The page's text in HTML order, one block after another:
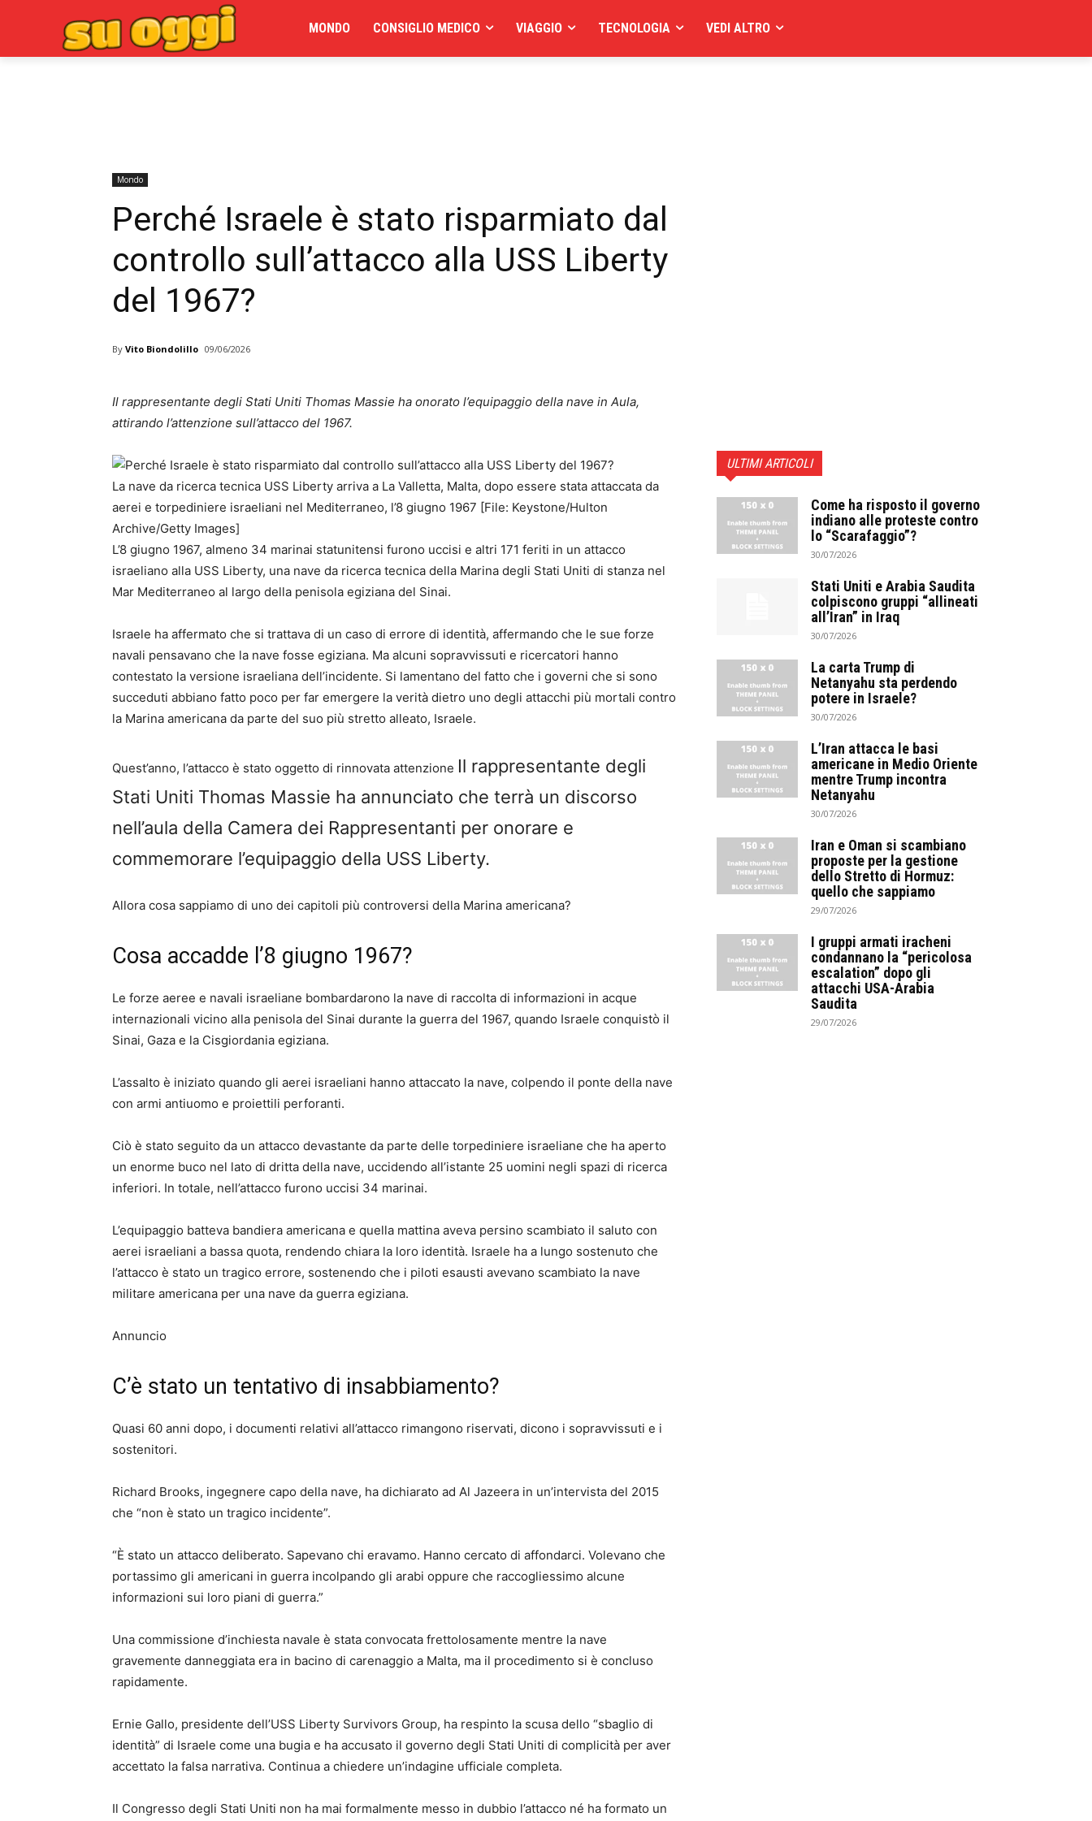
MONDO CONSIGLIO MEDICO VIAGGIO TECNOLOGIA VEDI ALTRO
Mondo
Perché Israele è stato risparmiato dal
controllo sull’attacco alla USS Liberty
del 1967?
By Vito Biondolillo 09/06/2026
Il rappresentante degli Stati Uniti Thomas Massie ha onorato l’equipaggio della nave in Aula,
attirando l’attenzione sull’attacco del 1967.
La nave da ricerca tecnica USS Liberty arriva a La Valletta, Malta, dopo essere stata attaccata da
aerei e torpediniere israeliani nel Mediterraneo, l’8 giugno 1967 [File: Keystone/Hulton
Archive/Getty Images]
L’8 giugno 1967, almeno 34 marinai statunitensi furono uccisi e altri 171 feriti in un attacco
israeliano alla USS Liberty, una nave da ricerca tecnica della Marina degli Stati Uniti di stanza nel
Mar Mediterraneo al largo della penisola egiziana del Sinai.
Israele ha affermato che si trattava di un caso di errore di identità, affermando che le sue forze
navali pensavano che la nave fosse egiziana. Ma alcuni sopravvissuti e ricercatori hanno
contestato la versione israeliana dell’incidente. Si lamentano del fatto che i governi che si sono
succeduti abbiano fatto poco per far emergere la verità dietro uno degli attacchi più mortali contro
la Marina americana da parte del suo più stretto alleato, Israele.
Quest’anno, l’attacco è stato oggetto di rinnovata attenzione Il rappresentante degli
Stati Uniti Thomas Massie ha annunciato che terrà un discorso
nell’aula della Camera dei Rappresentanti per onorare e
commemorare l’equipaggio della USS Liberty.
Allora cosa sappiamo di uno dei capitoli più controversi della Marina americana?
Cosa accadde l’8 giugno 1967?
Le forze aeree e navali israeliane bombardarono la nave di raccolta di informazioni in acque
internazionali vicino alla penisola del Sinai durante la guerra del 1967, quando Israele conquistò il
Sinai, Gaza e la Cisgiordania egiziana.
L’assalto è iniziato quando gli aerei israeliani hanno attaccato la nave, colpendo il ponte della nave
con armi antiuomo e proiettili perforanti.
Ciò è stato seguito da un attacco devastante da parte delle torpediniere israeliane che ha aperto
un enorme buco nel lato di dritta della nave, uccidendo all’istante 25 uomini negli spazi di ricerca
inferiori. In totale, nell’attacco furono uccisi 34 marinai.
L’equipaggio batteva bandiera americana e quella mattina aveva persino scambiato il saluto con
aerei israeliani a bassa quota, rendendo chiara la loro identità. Israele ha a lungo sostenuto che
l’attacco è stato un tragico errore, sostenendo che i piloti esausti avevano scambiato la nave
militare americana per una nave da guerra egiziana.
Annuncio
C’è stato un tentativo di insabbiamento?
Quasi 60 anni dopo, i documenti relativi all’attacco rimangono riservati, dicono i sopravvissuti e i
sostenitori.
Richard Brooks, ingegnere capo della nave, ha dichiarato ad Al Jazeera in un’intervista del 2015
che “non è stato un tragico incidente”.
“È stato un attacco deliberato. Sapevano chi eravamo. Hanno cercato di affondarci. Volevano che
portassimo gli americani in guerra incolpando gli arabi oppure che raccogliessimo alcune
informazioni sui loro piani di guerra.”
Una commissione d’inchiesta navale è stata convocata frettolosamente mentre la nave
gravemente danneggiata era in bacino di carenaggio a Malta, ma il procedimento si è concluso
rapidamente.
Ernie Gallo, presidente dell’USS Liberty Survivors Group, ha respinto la scusa dello “sbaglio di
identità” di Israele come una bugia e ha accusato il governo degli Stati Uniti di complicità per aver
accettato la falsa narrativa. Continua a chiedere un’indagine ufficiale completa.
Il Congresso degli Stati Uniti non ha mai formalmente messo in dubbio l’attacco né ha formato un
ULTIMI ARTICOLI
Come ha risposto il governo
indiano alle proteste contro
lo “Scarafaggio”?
30/07/2026
Stati Uniti e Arabia Saudita
colpiscono gruppi “allineati
all’Iran” in Iraq
30/07/2026
La carta Trump di
Netanyahu sta perdendo
potere in Israele?
30/07/2026
L’Iran attacca le basi
americane in Medio Oriente
mentre Trump incontra
Netanyahu
30/07/2026
Iran e Oman si scambiano
proposte per la gestione
dello Stretto di Hormuz:
quello che sappiamo
29/07/2026
I gruppi armati iracheni
condannano la “pericolosa
escalation” dopo gli
attacchi USA-Arabia
Saudita
29/07/2026